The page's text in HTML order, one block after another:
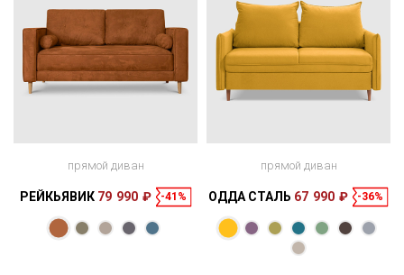
Размеры
прямой диван
РЕЙКЬЯВИК 79 990 ₽ -41%
Размеры
прямой диван
ОДДА СТАЛЬ 67 990 ₽ -36%